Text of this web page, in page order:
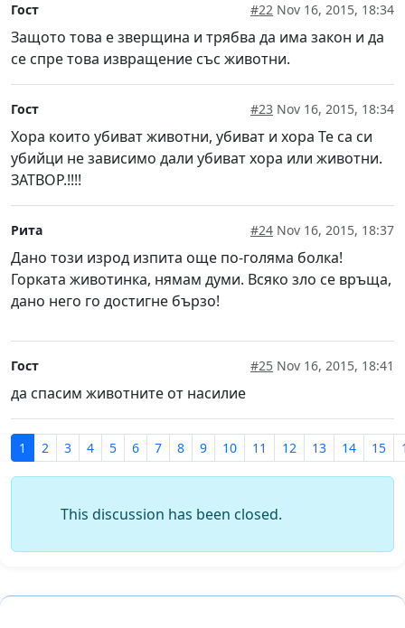
Гост #22 Nov 16, 2015, 18:34
Защото това е зверщина и трябва да има закон и да
се спре това извращение със животни.
Гост #23 Nov 16, 2015, 18:34
Хора които убиват животни, убиват и хора Те са си
убийци не зависимо дали убиват хора или животни.
ЗАТВОР.!!!!
Рита #24 Nov 16, 2015, 18:37
Дано този изрод изпита още по-голяма болка!
Горката животинка, нямам думи. Всяко зло се връща,
дано него го достигне бързо!
Гост #25 Nov 16, 2015, 18:41
да спасим животните от насилие
1 2 3 4 5 6 7 8 9 10 11 12 13 14 15
This discussion has been closed.